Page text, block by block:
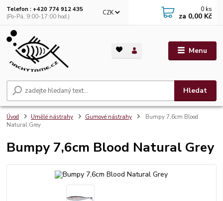
Menu
CZK
Hledat
Telefon : +420 774 912 435
(Po-Pá, 9:00-17:00 hod.)
0 ks
za 0,00 Kč
Úvod Umělé nástrahy Gumové nástrahy
Bumpy 7,6cm Blood
Natural Grey
Bumpy 7,6cm Blood Natural Grey